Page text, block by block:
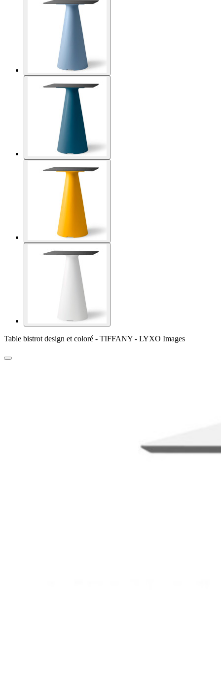
Table bistrot design et coloré - TIFFANY - LYXO Images